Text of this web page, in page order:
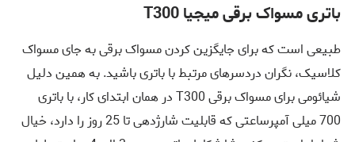
باتری مسواک برقی میجیا T300
طبیعی است که برای جایگزین کردن مسواک برقی به جای مسواک
کلاسیک، نگران دردسرهای مرتبط با باتری باشید. به همین دلیل
شیائومی برای مسواک برقی T300 در همان ابتدای کار، با باتری
700 میلی آمپرساعتی که قابلیت شارژدهی تا 25 روز را دارد، خیال